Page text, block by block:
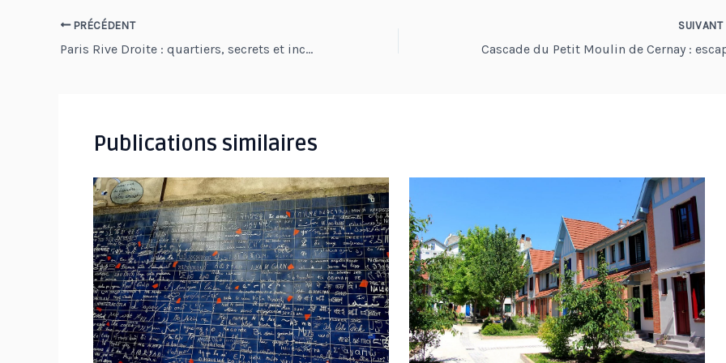
Navigation
des
PRÉCÉDENT
Paris Rive Droite : quartiers, secrets et incontournables de la capitale
SUIVANT
Publications similaires